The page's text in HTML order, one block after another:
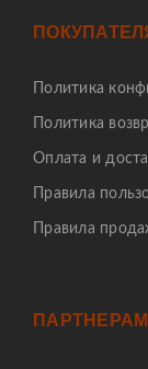
Политика
Политика
Оплата и
Правила
Правила
ПАРТНЕРАМ